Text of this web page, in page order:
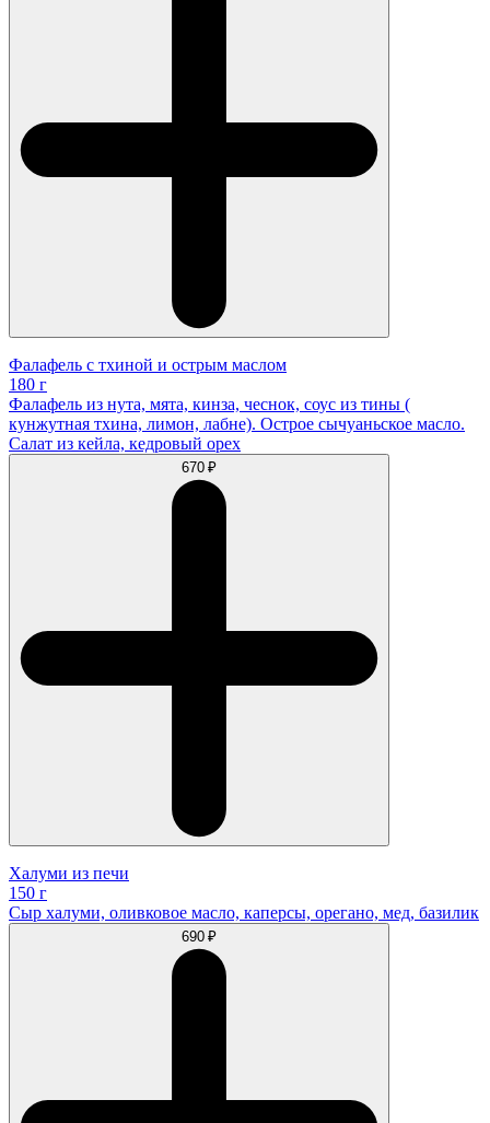
Фалафель с тхиной и острым маслом
180 г
Фалафель из нута, мята, кинза, чеснок, соус из тины (
кунжутная тхина, лимон, лабне). Острое сычуаньское масло.
Салат из кейла, кедровый орех
670 ₽
Халуми из печи
150 г
Сыр халуми, оливковое масло, каперсы, орегано, мед, базилик
690 ₽